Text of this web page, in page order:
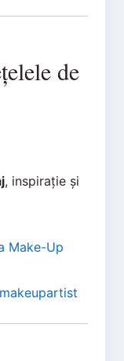
de
, inspirație și
Make-Up